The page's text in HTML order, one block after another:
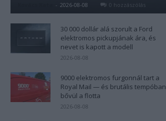
- 2026-08-08 0 hozzászólás
30 000 dollár alá szorult a Ford
elektromos pickupjának ára, és
nevet is kapott a modell
2026-08-08
9000 elektromos furgonnál tart a
Royal Mail — és brutális tempóban
bővül a flotta
2026-08-08